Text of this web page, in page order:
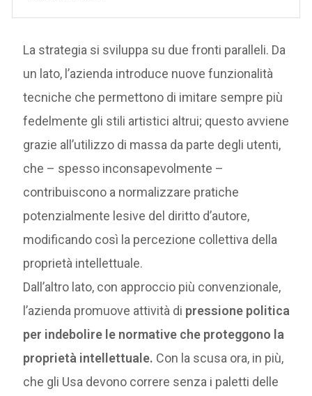
La strategia si sviluppa su due fronti paralleli. Da
un lato, l’azienda introduce nuove funzionalità
tecniche che permettono di imitare sempre più
fedelmente gli stili artistici altrui; questo avviene
grazie all’utilizzo di massa da parte degli utenti,
che – spesso inconsapevolmente –
contribuiscono a normalizzare pratiche
potenzialmente lesive del diritto d’autore,
modificando così la percezione collettiva della
proprietà intellettuale.
Dall’altro lato, con approccio più convenzionale,
l’azienda promuove attività di pressione politica
per indebolire le normative che proteggono la
proprietà intellettuale. Con la scusa ora, in più,
che gli Usa devono correre senza i paletti delle